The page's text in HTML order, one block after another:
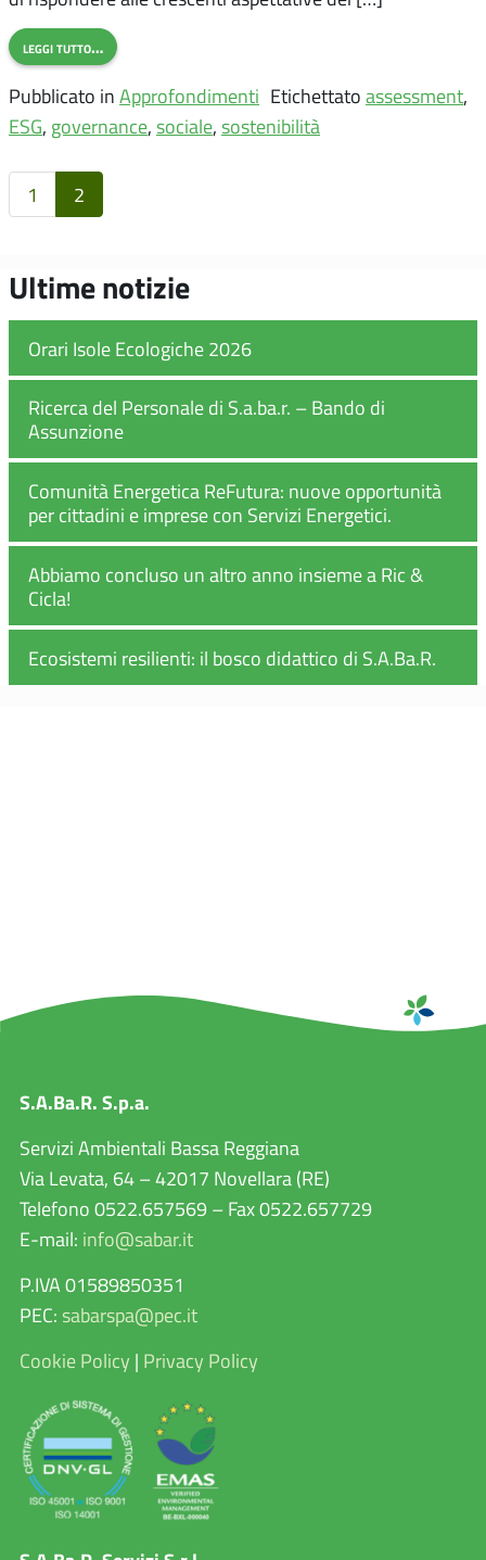
leggi tutto…
Pubblicato in Approfondimenti Etichettato assessment,
ESG, governance, sociale, sostenibilità
1 2
Ultime notizie
Orari Isole Ecologiche 2026
Ricerca del Personale di S.a.ba.r. – Bando di
Assunzione
Comunità Energetica ReFutura: nuove opportunità
per cittadini e imprese con Servizi Energetici.
Abbiamo concluso un altro anno insieme a Ric &
Cicla!
Ecosistemi resilienti: il bosco didattico di S.A.Ba.R.
S.A.Ba.R. S.p.a.
Servizi Ambientali Bassa Reggiana
Via Levata, 64 – 42017 Novellara (RE)
Telefono 0522.657569 – Fax 0522.657729
E-mail: info@sabar.it
P.IVA 01589850351
PEC: sabarspa@pec.it
Cookie Policy | Privacy Policy